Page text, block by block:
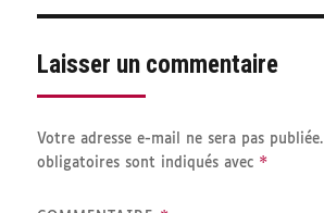
Laisser un commentaire
Votre adresse e-mail ne sera pas publiée.
obligatoires sont indiqués avec *